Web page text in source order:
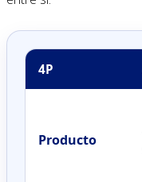
4P
Producto